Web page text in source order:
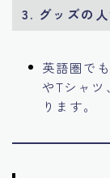
3. グッズの
英語圏で
やTシャ
ります。